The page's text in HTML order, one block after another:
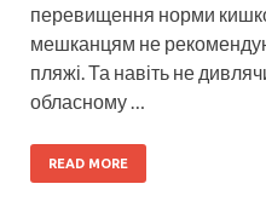
перевищення норми
мешканцям не
пляжі. Та навіть не
обласному …
READ MORE